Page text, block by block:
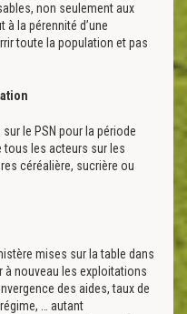
non seulement aux
la pérennité d’une
toute la population et pas
le PSN pour la période
tous les acteurs sur les
céréalière, sucrière ou
mises sur la table dans
à nouveau les exploitations
des aides, taux de
… autant